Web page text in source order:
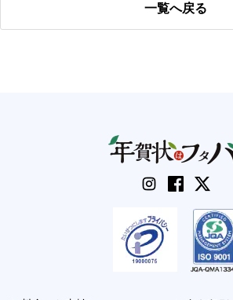
一覧へ戻る